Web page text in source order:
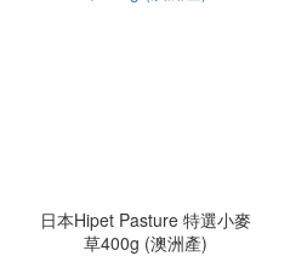
日本Hipet Pasture 特選小麥
草400g (澳洲產)